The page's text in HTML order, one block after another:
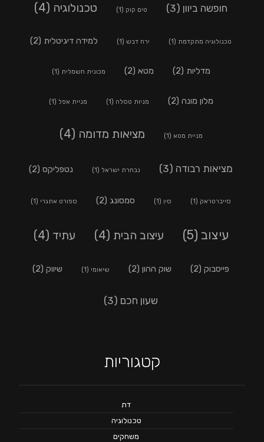
חופשה ביוון (3) טים קוק (1) טכנולוגיה (4)
טכנולוגיה מתקדמת (1) ירח דבש (1) למידה דיגיטלית (2)
מדליות (2) מטא (2) מכונית חשמלית (1)
מלון מונה (2) מניות טסלה (1) מניית אפל (1)
מניית מטא (1) מציאות מדומה (4)
מציאות רבודה (3) נבחרת ישראל (1) נטפליקס (2)
סייברטראק (1) סין (1) סמסונג (2) ספורט אתגרי (1)
עיצוב (5) עיצוב הבית (4) עתיד (4)
פייסבוק (2) שוק ההון (2) שיאומי (1) שיווק (2)
שעון חכם (3)
קטגוריות
דת
טכנולוגיה
משחקים